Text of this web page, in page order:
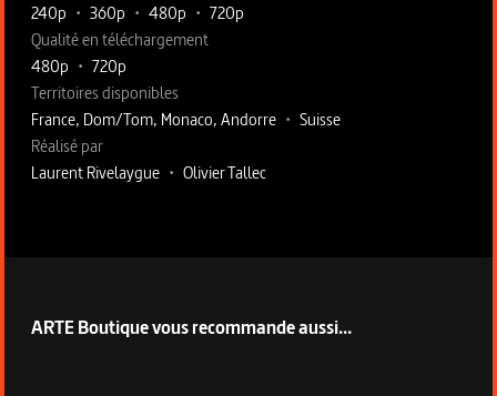
240p • 360p • 480p • 720p
Qualité en téléchargement
480p • 720p
Territoires disponibles
France, Dom/Tom, Monaco, Andorre • Suisse
Fiche technique section droite
Réalisé par
Laurent Rivelaygue • Olivier Tallec
ARTE Boutique vous recommande aussi...